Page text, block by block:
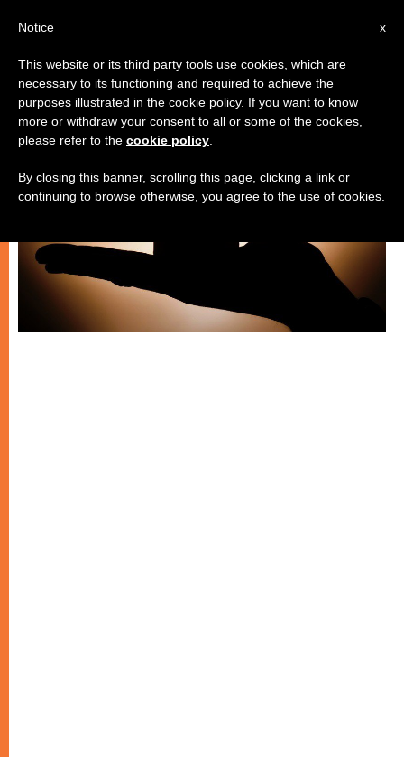
SPIRITUALITÀ E PREGHIERA
x
Notice
This website or its third party tools use cookies, which are
necessary to its functioning and required to achieve the
purposes illustrated in the cookie policy. If you want to know
more or withdraw your consent to all or some of the cookies,
please refer to the cookie policy
By closing this banner, scrolling this page, clicking a link or
continuing to browse otherwise, you agree to the use of cookies.